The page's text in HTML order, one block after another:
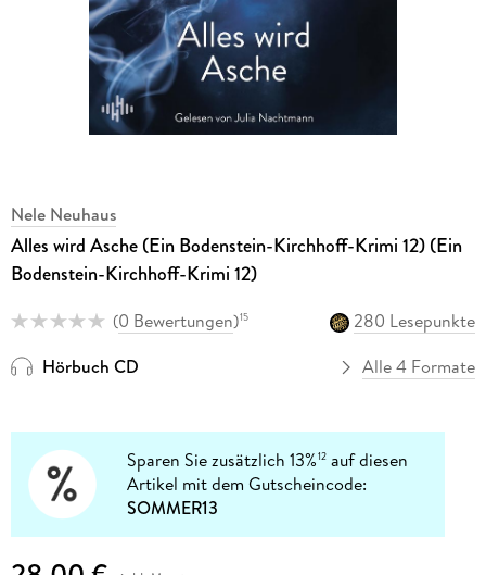
Nele Neuhaus
Alles wird Asche (Ein Bodenstein-Kirchhoff-Krimi 12) (Ein
Bodenstein-Kirchhoff-Krimi 12)
(0 Bewertungen)15
280 Lesepunkte
Hörbuch CD
Alle 4 Formate
Sparen Sie zusätzlich 13%12 auf diesen
Artikel mit dem Gutscheincode:
SOMMER13